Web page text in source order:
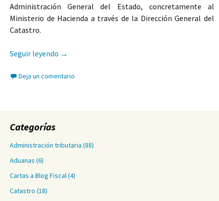
Administración General del Estado, concretamente al
Ministerio de Hacienda a través de la Dirección General del
Catastro.
Seguir leyendo Una vinculación entre el Catastro y el
→
Deja un comentario
Categorías
Administración tributaria (88)
Aduanas (6)
Cartas a Blog Fiscal(4)
Catastro (18)